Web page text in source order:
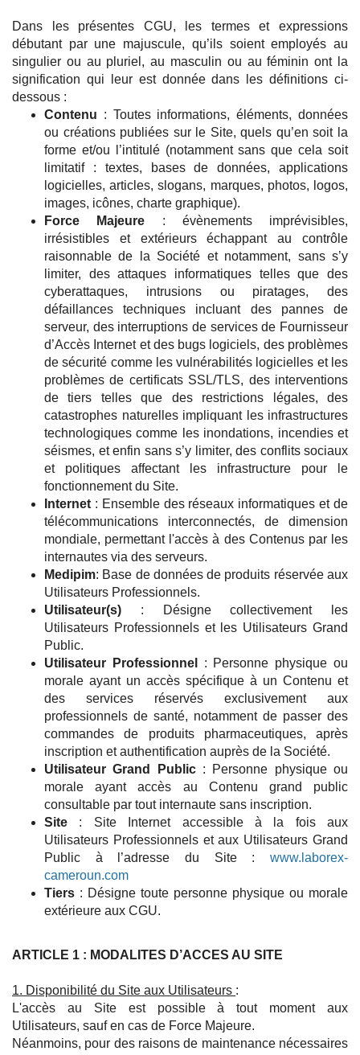
Dans les présentes CGU, les termes et expressions
débutant par une majuscule, qu’ils soient employés au
singulier ou au pluriel, au masculin ou au féminin ont la
signification qui leur est donnée dans les définitions ci-
dessous :
Contenu : Toutes informations, éléments, données
ou créations publiées sur le Site, quels qu’en soit la
forme et/ou l’intitulé (notamment sans que cela soit
limitatif : textes, bases de données, applications
logicielles, articles, slogans, marques, photos, logos,
images, icônes, charte graphique).
Force Majeure : évènements imprévisibles,
irrésistibles et extérieurs échappant au contrôle
raisonnable de la Société et notamment, sans s’y
limiter, des attaques informatiques telles que des
cyberattaques, intrusions ou piratages, des
défaillances techniques incluant des pannes de
serveur, des interruptions de services de Fournisseur
d’Accès Internet et des bugs logiciels, des problèmes
de sécurité comme les vulnérabilités logicielles et les
problèmes de certificats SSL/TLS, des interventions
de tiers telles que des restrictions légales, des
catastrophes naturelles impliquant les infrastructures
technologiques comme les inondations, incendies et
séismes, et enfin sans s’y limiter, des conflits sociaux
et politiques affectant les infrastructure pour le
fonctionnement du Site.
Internet : Ensemble des réseaux informatiques et de
télécommunications interconnectés, de dimension
mondiale, permettant l'accès à des Contenus par les
internautes via des serveurs.
Medipim: Base de données de produits réservée aux
Utilisateurs Professionnels.
Utilisateur(s) : Désigne collectivement les
Utilisateurs Professionnels et les Utilisateurs Grand
Public.
Utilisateur Professionnel
: Personne physique ou
morale ayant un accès spécifique à un Contenu et
des services réservés exclusivement aux
professionnels de santé, notamment de passer des
commandes de produits pharmaceutiques, après
inscription et authentification auprès de la Société.
Utilisateur Grand Public: Personne physique ou
morale ayant accès au Contenu grand public
consultable par tout internaute sans inscription.
Site : Site Internet accessible à la fois aux
Utilisateurs Professionnels et aux Utilisateurs Grand
Public à l’adresse du Site : www.laborex-
cameroun.com
Tiers : Désigne toute personne physique ou morale
extérieure aux CGU.
ARTICLE 1 : MODALITES D’ACCES AU SITE
1. Disponibilité du Site aux Utilisateurs :
L'accès au Site est possible à tout moment aux
Utilisateurs, sauf en cas de Force Majeure.
Néanmoins, pour des raisons de maintenance nécessaires